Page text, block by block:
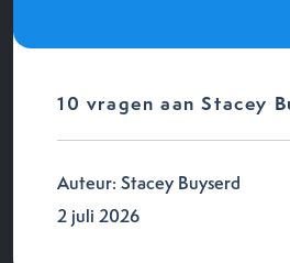
10 vragen aan Stacey
Auteur: Stacey Buyserd
2 juli 2026